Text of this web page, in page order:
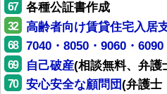
67 各種公証書作成
32 高齢者向け賃貸住宅入居
68 7040・8050・9060・
69 自己破産(相談無料、弁護
70 安心安全な顧問団(弁護士